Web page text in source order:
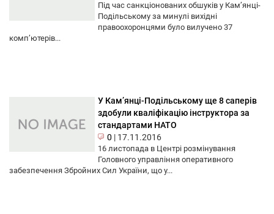
Під час санкціонованих обшуків у Кам’янці-
Подільському за минулі вихідні
правоохоронцями було вилучено 37
комп’ютерів...
У Кам’янці-Подільському ще 8 саперів
здобули кваліфікацію інструктора за
стандартами НАТО
0 | 17.11.2016
16 листопада в Центрі розмінування
Головного управління оперативного
забезпечення Збройних Сил України, що у...